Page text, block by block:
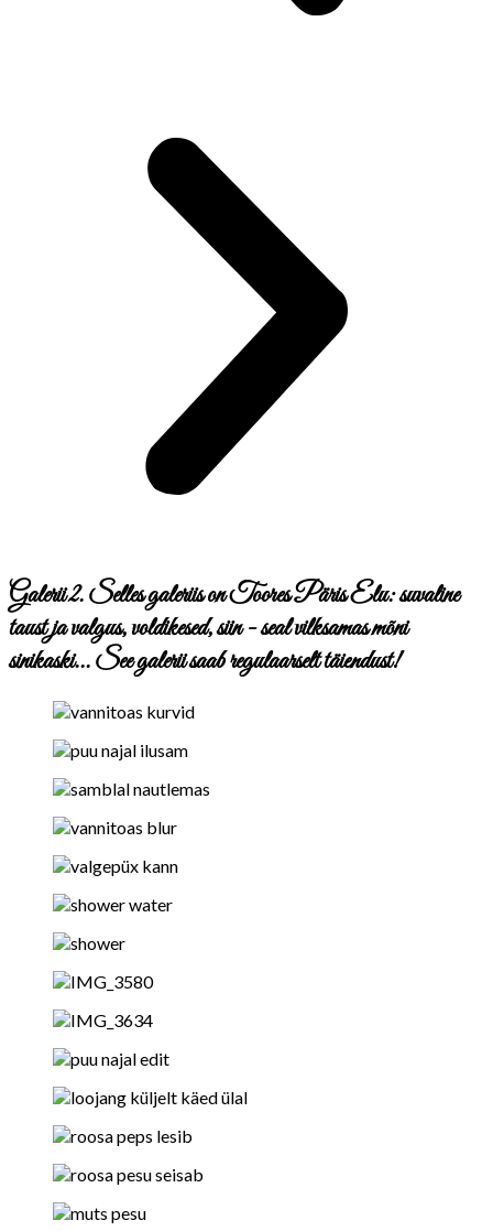
Galerii 2. Selles galeriis on Toores Päris Elu: suvaline
taust ja valgus, voldikesed, siin - seal vilksamas mõni
sinikaski... See galerii saab regulaarselt täiendust!